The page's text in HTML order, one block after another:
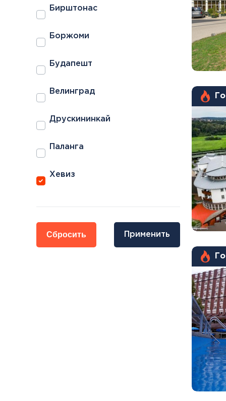
Болгария
Велинград
Бирштонас
Боржоми
Будапешт
Велинград
Друскининкай
Паланга
Хевиз
Сбросить Применить